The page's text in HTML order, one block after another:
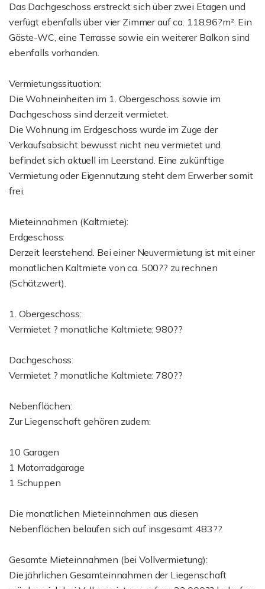
Das Dachgeschoss erstreckt sich über zwei Etagen und
verfügt ebenfalls über vier Zimmer auf ca. 118,96?m². Ein
Gäste-WC, eine Terrasse sowie ein weiterer Balkon sind
ebenfalls vorhanden.
Vermietungssituation:
Die Wohneinheiten im 1. Obergeschoss sowie im
Dachgeschoss sind derzeit vermietet.
Die Wohnung im Erdgeschoss wurde im Zuge der
Verkaufsabsicht bewusst nicht neu vermietet und
befindet sich aktuell im Leerstand. Eine zukünftige
Vermietung oder Eigennutzung steht dem Erwerber somit
frei.
Mieteinnahmen (Kaltmiete):
Erdgeschoss:
Derzeit leerstehend. Bei einer Neuvermietung ist mit einer
monatlichen Kaltmiete von ca. 500?? zu rechnen
(Schätzwert).
1. Obergeschoss:
Vermietet ? monatliche Kaltmiete: 980??
Dachgeschoss:
Vermietet ? monatliche Kaltmiete: 780??
Nebenflächen:
Zur Liegenschaft gehören zudem:
10 Garagen
1 Motorradgarage
1 Schuppen
Die monatlichen Mieteinnahmen aus diesen
Nebenflächen belaufen sich auf insgesamt 483??.
Gesamte Mieteinnahmen (bei Vollvermietung):
Die jährlichen Gesamteinnahmen der Liegenschaft